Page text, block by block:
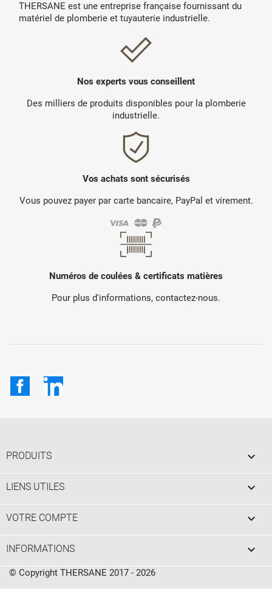
THERSANE est une entreprise française fournissant du
matériel de plomberie et tuyauterie industrielle.
Nos experts vous conseillent
Des milliers de produits disponibles pour la plomberie
industrielle.
Vos achats sont sécurisés
Vous pouvez payer par carte bancaire, PayPal et virement.
Numéros de coulées & certificats matières
Pour plus d'informations, contactez-nous.
FacebookLinkedIn
PRODUITS 
LIENS UTILES 
VOTRE COMPTE 
INFORMATIONS keyboard_arrow_down
© Copyright THERSANE 2017 - 2026